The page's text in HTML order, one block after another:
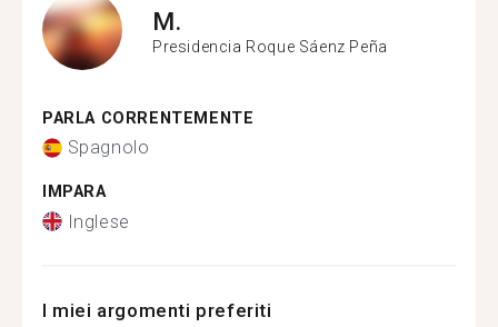
M.
Presidencia Roque Sáenz Peña
PARLA CORRENTEMENTE
Spagnolo
IMPARA
Inglese
I miei argomenti preferiti